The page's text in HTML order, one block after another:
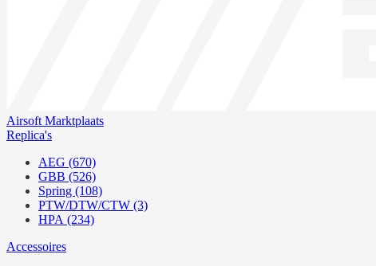
Airsoft Marktplaats
Replica's
AEG (670)
GBB (526)
Spring (108)
PTW/DTW/CTW (3)
HPA (234)
Accessoires